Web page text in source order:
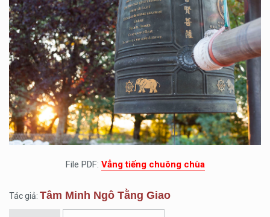
File PDF: Vẳng tiếng chuông chùa
Tác giả: Tâm Minh Ngô Tằng Giao